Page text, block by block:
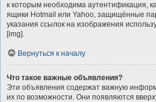
к которым необходима аутентификация,
ящики Hotmail или Yahoo, защищённые
указания ссылок на изображения
[img].
Вернуться к началу
Что такое важные объявления?
Эти объявления содержат важную
их по возможности. Они появляются